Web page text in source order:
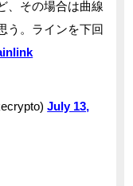
、その場合は曲線
う。ラインを下回
July 13,